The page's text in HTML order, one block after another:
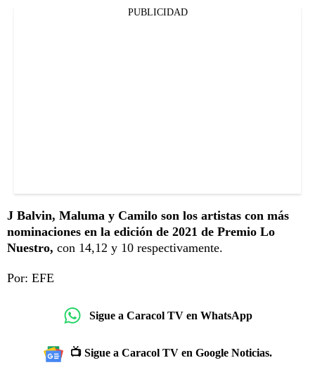
PUBLICIDAD
J Balvin, Maluma y Camilo son los artistas con más
nominaciones en la edición de 2021 de Premio Lo
Nuestro, con 14,12 y 10 respectivamente.
Por: EFE
Sigue a Caracol TV en WhatsApp
📺 Sigue a Caracol TV en Google Noticias.